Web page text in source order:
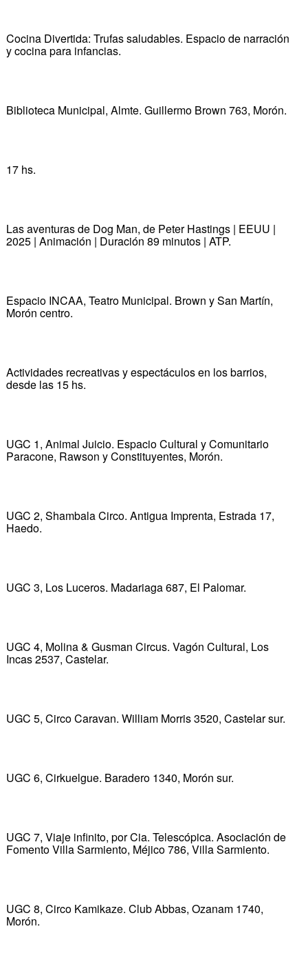
Cocina Divertida: Trufas saludables. Espacio de narración
y cocina para infancias.
Biblioteca Municipal, Almte. Guillermo Brown 763, Morón.
17 hs.
Las aventuras de Dog Man, de Peter Hastings | EEUU |
2025 | Animación | Duración 89 minutos | ATP.
Espacio INCAA, Teatro Municipal. Brown y San Martín,
Morón centro.
Actividades recreativas y espectáculos en los barrios,
desde las 15 hs.
UGC 1, Animal Juicio. Espacio Cultural y Comunitario
Paracone, Rawson y Constituyentes, Morón.
UGC 2, Shambala Circo. Antigua Imprenta, Estrada 17,
Haedo.
UGC 3, Los Luceros. Madariaga 687, El Palomar.
UGC 4, Molina & Gusman Circus. Vagón Cultural, Los
Incas 2537, Castelar.
UGC 5, Circo Caravan. William Morris 3520, Castelar sur.
UGC 6, Cirkuelgue. Baradero 1340, Morón sur.
UGC 7, Viaje infinito, por Cia. Telescópica. Asociación de
Fomento Villa Sarmiento, Méjico 786, Villa Sarmiento.
UGC 8, Circo Kamikaze. Club Abbas, Ozanam 1740,
Morón.